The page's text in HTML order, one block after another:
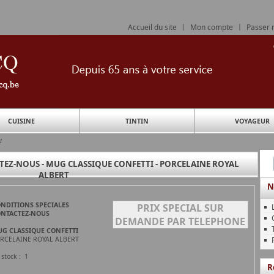
Passer
|
Mon compte
|
Accueil du site
CUISINE TINTIN VOYAGEUR
NOUS - MUG CLASSIQUE CONFETTI - PORCELAINE ROYAL
ALBERT
SPECIALES
NOUS
CLASSIQUE CONFETTI
ROYAL ALBERT
stock : 1
PRIX SPECIAL SUR
DEMANDE PAR TELEPHONE